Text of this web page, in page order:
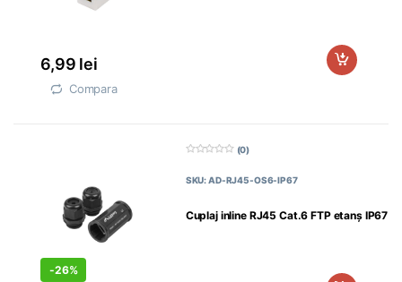
6,99 lei
Compara
-26%
Cuplaj inline RJ45 Cat.6 FTP etanș IP67
i
(0)
SKU: AD-RJ45-OS6-IP67